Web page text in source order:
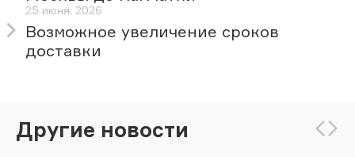
25 июня, 2026
Возможное увеличение сроков
доставки
Другие новости